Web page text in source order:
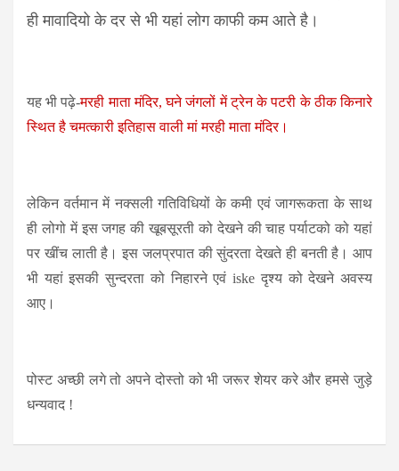
ही मावादियो के दर से भी यहां लोग काफी कम आते है।
यह भी पढ़े-मरही माता मंदिर, घने जंगलों में ट्रेन के पटरी के ठीक किनारे
स्थित है चमत्कारी इतिहास वाली मां मरही माता मंदिर।
लेकिन वर्तमान में नक्सली गतिविधियों के कमी एवं जागरूकता के साथ
ही लोगो में इस जगह की खूबसूरती को देखने की चाह पर्याटको को यहां
पर खींच लाती है। इस जलप्रपात की सुंदरता देखते ही बनती है। आप
भी यहां इसकी सुन्दरता को निहारने एवं iske दृश्य को देखने अवस्य
आए।
पोस्ट अच्छी लगे तो अपने दोस्तो को भी जरूर शेयर करे और हमसे जुड़े
धन्यवाद !